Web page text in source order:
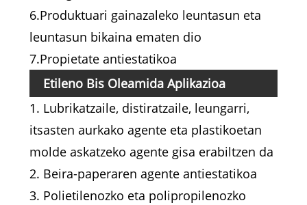
6.Produktuari gainazaleko leuntasun eta
leuntasun bikaina ematen dio
7.Propietate antiestatikoa
Etileno Bis Oleamida Aplikazioa
1. Lubrikatzaile, distiratzaile, leungarri,
itsasten aurkako agente eta plastikoetan
molde askatzeko agente gisa erabiltzen da
2. Beira-paperaren agente antiestatikoa
3. Polietilenozko eta polipropilenozko